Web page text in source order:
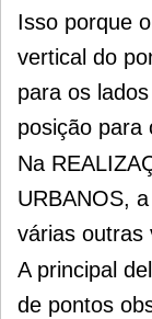
Isso porque
vertical do
para os
posição para
Na
URBANOS,
várias outras
A principal
de pontos